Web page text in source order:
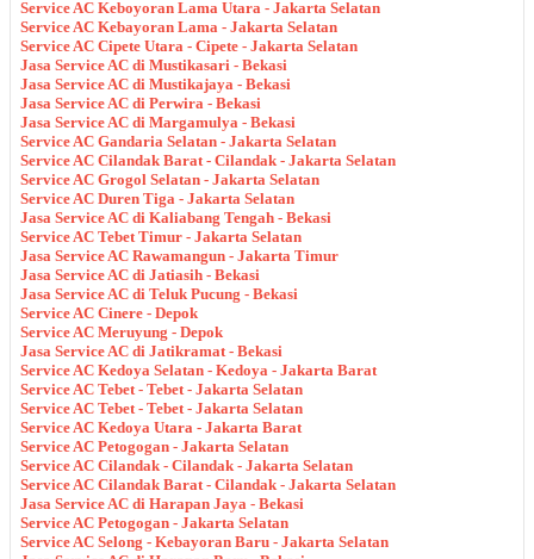
Service AC Keboyoran Lama Utara - Jakarta Selatan
Service AC Kebayoran Lama - Jakarta Selatan
Service AC Cipete Utara - Cipete - Jakarta Selatan
Jasa Service AC di Mustikasari - Bekasi
Jasa Service AC di Mustikajaya - Bekasi
Jasa Service AC di Perwira - Bekasi
Jasa Service AC di Margamulya - Bekasi
Service AC Gandaria Selatan - Jakarta Selatan
Service AC Cilandak Barat - Cilandak - Jakarta Selatan
Service AC Grogol Selatan - Jakarta Selatan
Service AC Duren Tiga - Jakarta Selatan
Jasa Service AC di Kaliabang Tengah - Bekasi
Service AC Tebet Timur - Jakarta Selatan
Jasa Service AC Rawamangun - Jakarta Timur
Jasa Service AC di Jatiasih - Bekasi
Jasa Service AC di Teluk Pucung - Bekasi
Service AC Cinere - Depok
Service AC Meruyung - Depok
Jasa Service AC di Jatikramat - Bekasi
Service AC Kedoya Selatan - Kedoya - Jakarta Barat
Service AC Tebet - Tebet - Jakarta Selatan
Service AC Tebet - Tebet - Jakarta Selatan
Service AC Kedoya Utara - Jakarta Barat
Service AC Petogogan - Jakarta Selatan
Service AC Cilandak - Cilandak - Jakarta Selatan
Service AC Cilandak Barat - Cilandak - Jakarta Selatan
Jasa Service AC di Harapan Jaya - Bekasi
Service AC Petogogan - Jakarta Selatan
Service AC Selong - Kebayoran Baru - Jakarta Selatan